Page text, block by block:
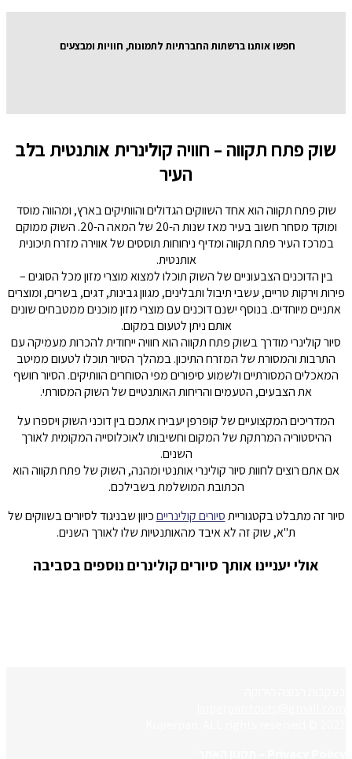
חפשו אותנו ברשתות החברתיות לתמונות, חוויות ומבצעים
שוק פתח תקווה – חוויה קולינרית אותנטית בלב
העיר
שוק פתח תקווה הוא אחד השווקים הגדולים והוותיקים בארץ, ומהווה מוסד
ומוקד מסחר חשוב בעיר מאז שנות ה-20 של המאה ה-20. השוק ממוקם
במרכז העיר פתח תקווה ומדיף ניחוחות תוססים של אווירה מזרח תיכונית
אותנטית.
בין הדוכנים הצבעוניים של השוק תוכלו למצוא מוצרי מזון מכל הסוגים –
פירות וירקות טריים, עשבי תיבול ותבלינים, מגוון גבינות, דגים, בשרים, ומוצרים
אתניים מיוחדים. בנוסף ישנם דוכנים עם מוצרי מזון מוכנים ממטבחים שונים
אותם ניתן לטעום במקום.
סיור קולינרי מודרך בשוק פתח תקווה הוא חוויה ייחודית להכרות מעמיקה עם
התרבות והמסורת של המזרח התיכון. במהלך הסיור תוכלו לטעום ממיטב
המאכלים המסורתיים ולשמוע סיפורים מפי הסוחרים הוותיקים. הסיור חושף
את הצבעים, הטעמים והריחות האותנטיים של השוק המסורתי.
המדריכים המקצועיים של קופרפן יעבירו אתכם בין דוכני השוק ויספרו על
ההיסטוריה המרתקת של המקום וחשיבותו לאוכלוסייה המקומית לאורך
השנים.
אם אתם רוצים לחוות סיור קולינרי אותנטי ומהנה, השוק של פתח תקווה הוא
הכתובת המושלמת בשבילכם.
סיור זה מתבלט בקטגורייתסיורים קולינרייםכיוון שבניגוד לסיורים בשווקים של
ת"א, שוק זה לא איבד מהאותנטיות שלו לאורך השנים.
אולי יעניינו אותך סיורים קולינרים נוספים בסביבה